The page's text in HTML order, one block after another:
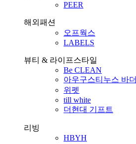
PEER
해외패션
오프웍스
LABELS
뷰티 & 라이프스타일
Be CLEAN
아우구스티누스 바더
위펫
till white
더현대 기프트
리빙
HBYH